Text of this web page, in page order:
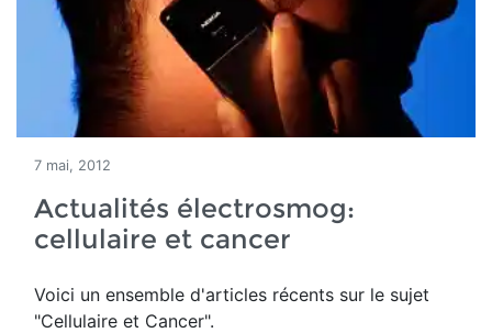
7 mai, 2012
Actualités électrosmog:
cellulaire et cancer
Voici un ensemble d'articles récents sur le sujet
"Cellulaire et Cancer".